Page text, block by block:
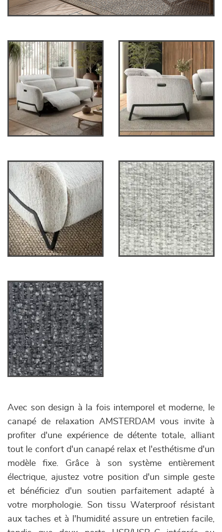
Avec son design à la fois intemporel et moderne, le
canapé de relaxation AMSTERDAM vous invite à
profiter d'une expérience de détente totale, alliant
tout le confort d'un canapé relax et l'esthétisme d'un
modèle fixe. Grâce à son système entièrement
électrique, ajustez votre position d'un simple geste
et bénéficiez d'un soutien parfaitement adapté à
votre morphologie. Son tissu Waterproof résistant
aux taches et à l'humidité assure un entretien facile,